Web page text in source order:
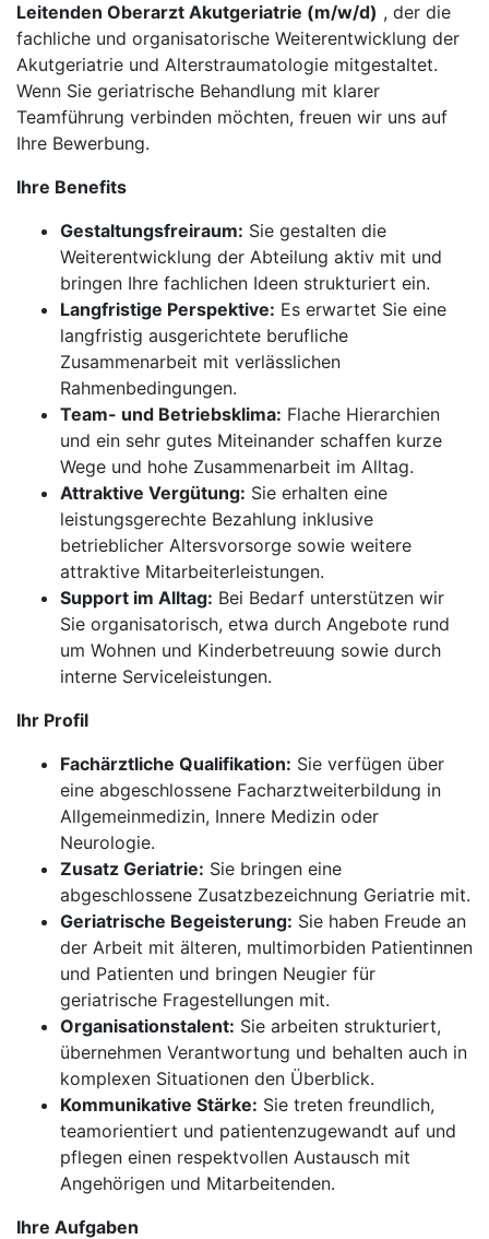
Leitenden Oberarzt Akutgeriatrie (m/w/d) , der die
fachliche und organisatorische Weiterentwicklung der
Akutgeriatrie und Alterstraumatologie mitgestaltet.
Wenn Sie geriatrische Behandlung mit klarer
Teamführung verbinden möchten, freuen wir uns auf
Ihre Bewerbung.
Ihre Benefits
Gestaltungsfreiraum: Sie gestalten die
Weiterentwicklung der Abteilung aktiv mit und
bringen Ihre fachlichen Ideen strukturiert ein.
Langfristige Perspektive: Es erwartet Sie eine
langfristig ausgerichtete berufliche
Zusammenarbeit mit verlässlichen
Rahmenbedingungen.
Team- und Betriebsklima: Flache Hierarchien
und ein sehr gutes Miteinander schaffen kurze
Wege und hohe Zusammenarbeit im Alltag.
Attraktive Vergütung: Sie erhalten eine
leistungsgerechte Bezahlung inklusive
betrieblicher Altersvorsorge sowie weitere
attraktive Mitarbeiterleistungen.
Support im Alltag: Bei Bedarf unterstützen wir
Sie organisatorisch, etwa durch Angebote rund
um Wohnen und Kinderbetreuung sowie durch
interne Serviceleistungen.
Ihr Profil
Fachärztliche Qualifikation: Sie verfügen über
eine abgeschlossene Facharztweiterbildung in
Allgemeinmedizin, Innere Medizin oder
Neurologie.
Zusatz Geriatrie: Sie bringen eine
abgeschlossene Zusatzbezeichnung Geriatrie mit.
Geriatrische Begeisterung: Sie haben Freude an
der Arbeit mit älteren, multimorbiden Patientinnen
und Patienten und bringen Neugier für
geriatrische Fragestellungen mit.
Organisationstalent: Sie arbeiten strukturiert,
übernehmen Verantwortung und behalten auch in
komplexen Situationen den Überblick.
Kommunikative Stärke: Sie treten freundlich,
teamorientiert und patientenzugewandt auf und
pflegen einen respektvollen Austausch mit
Angehörigen und Mitarbeitenden.
Ihre Aufgaben